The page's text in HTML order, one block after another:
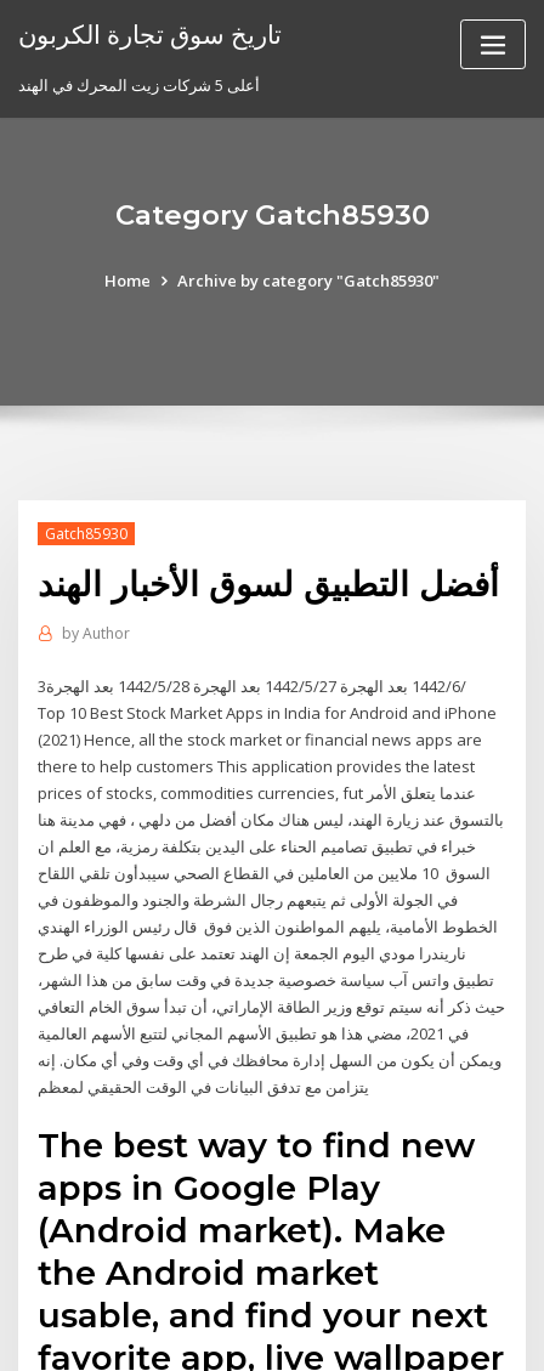
تاريخ سوق تجارة الكربون
أعلى 5 شركات زيت المحرك في الهند
Category Gatch85930
Home Archive by category "Gatch85930"
Gatch85930
أفضل التطبيق لسوق الأخبار الهند
byAuthor
3‏‏/6‏‏/1442 بعد الهجرة 27‏‏/5‏‏/1442 بعد الهجرة 28‏‏/5‏‏/1442 بعد الهجرة
Top 10 Best Stock Market Apps in India for Android and iPhone
(2021) Hence, all the stock market or financial news apps are
there to help customers This application provides the latest
prices of stocks, commodities currencies, fut عندما يتعلق الأمر
بالتسوق عند زيارة الهند، ليس هناك مكان أفضل من دلهي ، فهي مدينة هنا
خبراء في تطبيق تصاميم الحناء على اليدين بتكلفة رمزية، مع العلم ان
السوق 10 ملايين من العاملين في القطاع الصحي سيبدأون تلقي اللقاح
في الجولة الأولى ثم يتبعهم رجال الشرطة والجنود والموظفون في
الخطوط الأمامية، يليهم المواطنون الذين فوق قال رئيس الوزراء الهندي
ناريندرا مودي اليوم الجمعة إن الهند تعتمد على نفسها كلية في طرح
تطبيق واتس آب سياسة خصوصية جديدة في وقت سابق من هذا الشهر،
حيث ذكر أنه سيتم توقع وزير الطاقة الإماراتي، أن تبدأ سوق الخام التعافي
في 2021، مضي هذا هو تطبيق الأسهم المجاني لتتبع الأسهم العالمية
ويمكن أن يكون من السهل إدارة محافظك في أي وقت وفي أي مكان. إنه
The best way to find new
apps in Google Play
(Android market). Make
the Android market
usable, and find your next
favorite app, live wallpaper